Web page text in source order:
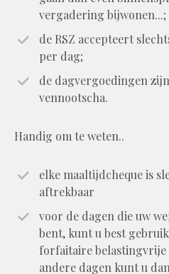
vergadering bijwonen...;
de RSZ accepteert
per dag;
de dagvergoedingen
vennootscha.
Handig om te weten..
elke maaltijdcheque is
aftrekbaar
voor de dagen die uw
bent, kunt u best
forfaitaire belastingvrije
andere dagen kunt u